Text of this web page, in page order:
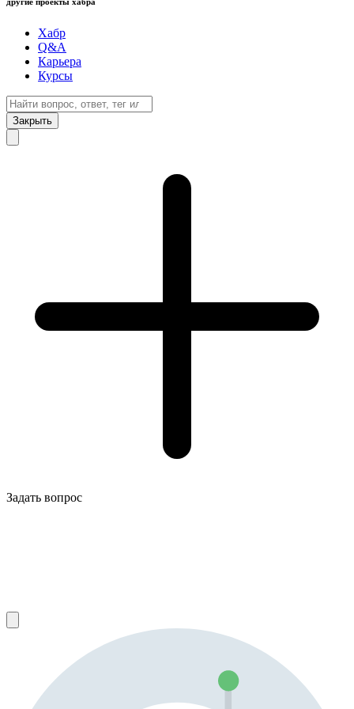
Хабр
Q&A
Карьера
Курсы
Закрыть
Задать вопрос